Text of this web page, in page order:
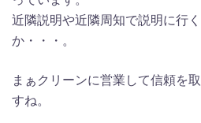
近隣説明や近隣周知で説明に行
か・・・。
まぁクリーンに営業して信頼を
すね。